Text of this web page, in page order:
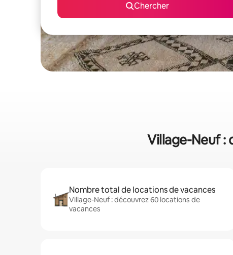
Chercher
Village-Neuf :
Nombre total de locations de vacances
Village-Neuf : découvrez 60 locations de
vacances